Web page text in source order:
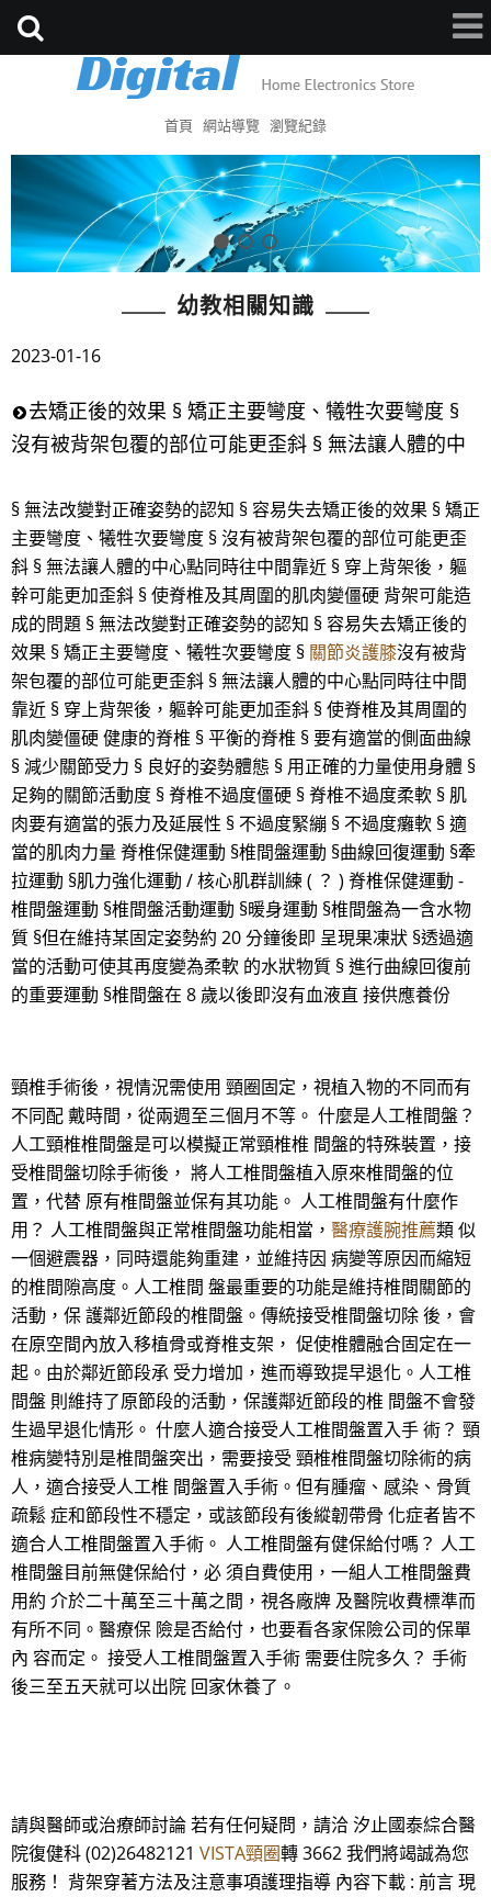
首頁 網站導覽 瀏覽紀錄
幼教相關知識
2023-01-16
去矯正後的效果 § 矯正主要彎度、犧牲次要彎度 §
沒有被背架包覆的部位可能更歪斜 § 無法讓人體的中
§ 無法改變對正確姿勢的認知 § 容易失去矯正後的效果 § 矯正
主要彎度、犧牲次要彎度 § 沒有被背架包覆的部位可能更歪
斜 § 無法讓人體的中心點同時往中間靠近 § 穿上背架後，軀
幹可能更加歪斜 § 使脊椎及其周圍的肌肉變僵硬 背架可能造
成的問題 § 無法改變對正確姿勢的認知 § 容易失去矯正後的
效果 § 矯正主要彎度、犧牲次要彎度 § 關節炎護膝沒有被背
架包覆的部位可能更歪斜 § 無法讓人體的中心點同時往中間
靠近 § 穿上背架後，軀幹可能更加歪斜 § 使脊椎及其周圍的
肌肉變僵硬 健康的脊椎 § 平衡的脊椎 § 要有適當的側面曲線
§ 減少關節受力 § 良好的姿勢體態 § 用正確的力量使用身體 §
足夠的關節活動度 § 脊椎不過度僵硬 § 脊椎不過度柔軟 § 肌
肉要有適當的張力及延展性 § 不過度緊繃 § 不過度癱軟 § 適
當的肌肉力量 脊椎保健運動 §椎間盤運動 §曲線回復運動 §牽
拉運動 §肌力強化運動 / 核心肌群訓練 ( ？ ) 脊椎保健運動 -
椎間盤運動 §椎間盤活動運動 §暖身運動 §椎間盤為一含水物
質 §但在維持某固定姿勢約 20 分鐘後即 呈現果凍狀 §透過適
當的活動可使其再度變為柔軟 的水狀物質 § 進行曲線回復前
的重要運動 §椎間盤在 8 歲以後即沒有血液直 接供應養份
頸椎手術後，視情況需使用 頸圈固定，視植入物的不同而有
不同配 戴時間，從兩週至三個月不等。 什麼是人工椎間盤？
人工頸椎椎間盤是可以模擬正常頸椎椎 間盤的特殊裝置，接
受椎間盤切除手術後， 將人工椎間盤植入原來椎間盤的位
置，代替 原有椎間盤並保有其功能。 人工椎間盤有什麼作
用？ 人工椎間盤與正常椎間盤功能相當， 醫療護腕推薦類 似
一個避震器，同時還能夠重建，並維持因 病變等原因而縮短
的椎間隙高度。人工椎間 盤最重要的功能是維持椎間關節的
活動，保 護鄰近節段的椎間盤。傳統接受椎間盤切除 後，會
在原空間內放入移植骨或脊椎支架， 促使椎體融合固定在一
起。由於鄰近節段承 受力增加，進而導致提早退化。人工椎
間盤 則維持了原節段的活動，保護鄰近節段的椎 間盤不會發
生過早退化情形。 什麼人適合接受人工椎間盤置入手 術？ 頸
椎病變特別是椎間盤突出，需要接受 頸椎椎間盤切除術的病
人，適合接受人工椎 間盤置入手術。但有腫瘤、感染、骨質
疏鬆 症和節段性不穩定，或該節段有後縱韌帶骨 化症者皆不
適合人工椎間盤置入手術。 人工椎間盤有健保給付嗎？ 人工
椎間盤目前無健保給付，必 須自費使用，一組人工椎間盤費
用約 介於二十萬至三十萬之間，視各廠牌 及醫院收費標準而
有所不同。醫療保 險是否給付，也要看各家保險公司的保單
內 容而定。 接受人工椎間盤置入手術 需要住院多久？ 手術
後三至五天就可以出院 回家休養了。
請與醫師或治療師討論 若有任何疑問，請洽 汐止國泰綜合醫
院復健科 (02)26482121 VISTA頸圈轉 3662 我們將竭誠為您
服務！ 背架穿著方法及注意事項護理指導 內容下載 : 前言 現